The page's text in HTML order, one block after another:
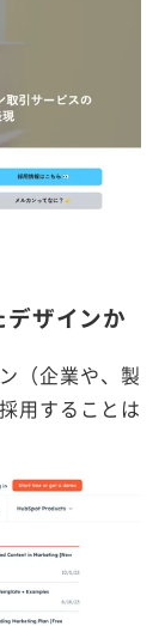
ザインか
（企業や、製
用することは